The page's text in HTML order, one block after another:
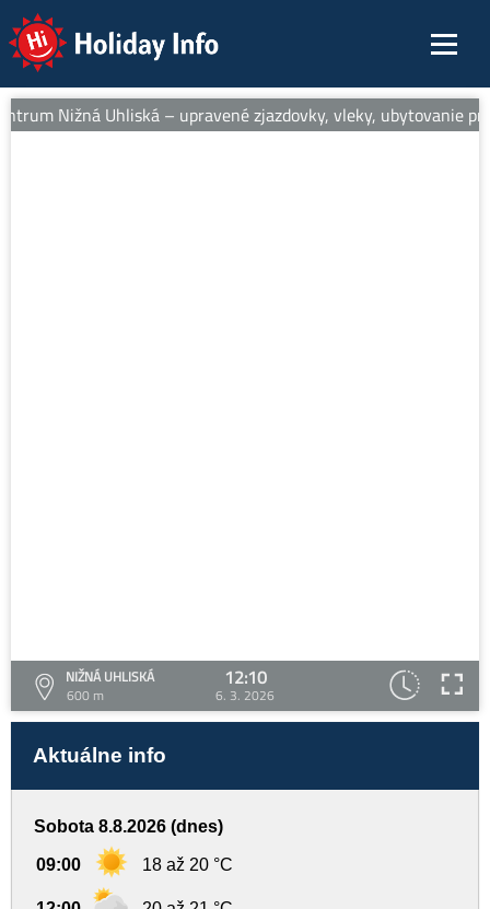
Holiday Info
Nižná Uhliská – upravené zjazdovky, vleky, ubytovanie
NIŽNÁ UHLISKÁ
600 m
12:10
6. 3. 2026
Aktuálne info
Sobota 8.8.2026 (dnes)
09:00 18 až 20 °C